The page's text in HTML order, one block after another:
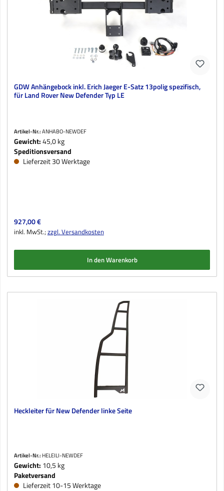
GDW Anhängebock inkl. Erich Jaeger E-Satz 13polig spezifisch,
für Land Rover New Defender Typ LE
Artikel-Nr.:ANHABO-NEWDEF
Gewicht:45,0 kg
Speditionsversand
Lieferzeit 30 Werktage
Regulärer Preis:
927,00 €
inkl. MwSt.;zzgl. Versandkosten
In den Warenkorb
Heckleiter für New Defender linke Seite
Artikel-Nr.: HELEILI-NEWDEF
Gewicht: 10,5 kg
Paketversand
Lieferzeit 10-15 Werktage